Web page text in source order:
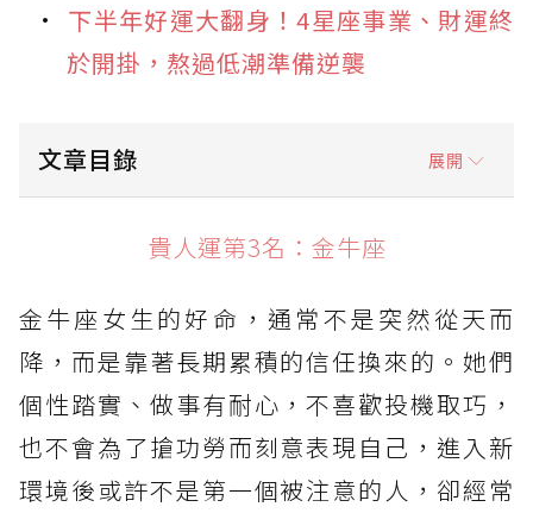
下半年好運大翻身！4星座事業、財運終
於開掛，熬過低潮準備逆襲
文章目錄 展開
貴人運第3名：金牛座
貴人運第1名：天秤座
貴人運第3名：金牛座
金牛座女生的好命，通常不是突然從天而
降，而是靠著長期累積的信任換來的。她們
個性踏實、做事有耐心，不喜歡投機取巧，
也不會為了搶功勞而刻意表現自己，進入新
環境後或許不是第一個被注意的人，卻經常